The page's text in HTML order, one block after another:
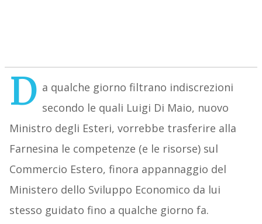
D a qualche giorno filtrano indiscrezioni
secondo le quali Luigi Di Maio, nuovo
Ministro degli Esteri, vorrebbe trasferire alla
Farnesina le competenze (e le risorse) sul
Commercio Estero, finora appannaggio del
Ministero dello Sviluppo Economico da lui
stesso guidato fino a qualche giorno fa.